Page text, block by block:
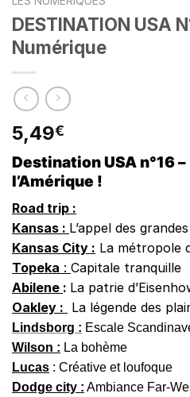
DESTINATION USA
Numérique
5,49€
Destination USA n°16
l’Amérique !
Road trip :
Kansas : L’appel des
Kansas City : La métropole
Topeka : Capitale tranquille
Abilene : La patrie
Oakley : La légende des
Lindsborg : Escale
Wilson : La bohème
Lucas : Créative et loufoque
Dodge city : Ambiance Far-